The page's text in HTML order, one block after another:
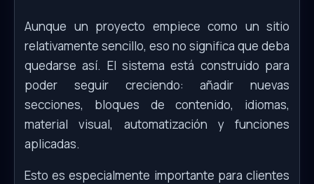
Aunque un proyecto empiece como un sitio
relativamente sencillo, eso no significa que deba
quedarse así. El sistema está construido para
poder seguir creciendo: añadir nuevas
secciones, bloques de contenido, idiomas,
material visual, automatización y funciones
aplicadas.
Esto es especialmente importante para clientes